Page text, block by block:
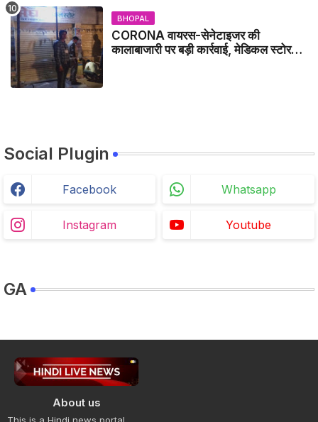
BHOPAL
CORONA वायरस-सेनेटाइजर की
कालाबाजारी पर बड़ी कार्रवाई, मेडिकल स्टोर
Social Plugin
Facebook Whatsapp
Instagram Youtube
GA
About us